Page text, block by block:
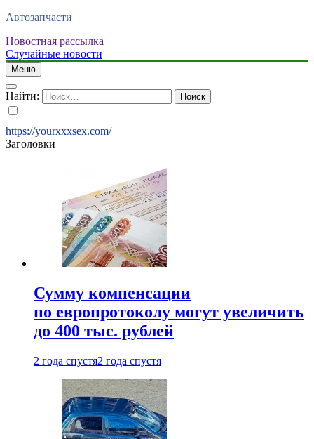
Автозапчасти
Новостная рассылка
Случайные новости
Меню
Найти:
https://yourxxxsex.com/
Заголовки
Сумму компенсации
по европротоколу могут увеличить
до 400 тыс. рублей
2 года спустя2 года спустя